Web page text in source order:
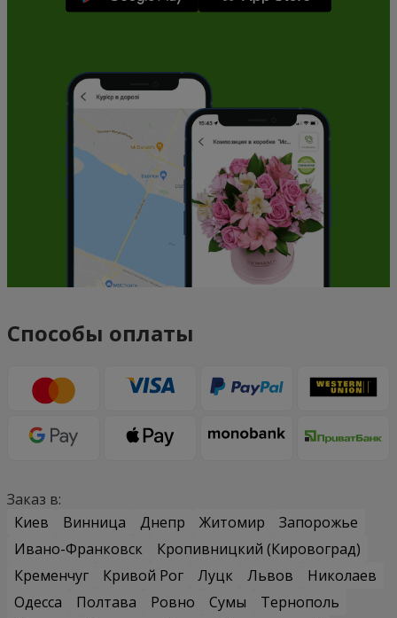
Способы оплаты
Заказ в:
Киев
Винница Днепр Житомир
Запорожье
Ивано-Франковск
Кропивницкий (Кировоград)
Кременчуг
Кривой Рог Луцк Львов
Николаев
Одесса
Полтава Ровно Сумы
Тернополь